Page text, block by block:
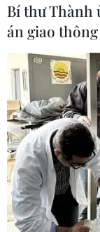
Bí thư Thành
án giao